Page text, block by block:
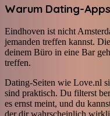
Warum Dating-
Eindhoven ist nicht
jemanden treffen kannst.
deinem Büro in eine Bar
treffen.
Dating-Seiten wie Love.nl
sind praktisch. Du filterst
es ernst meint, und du